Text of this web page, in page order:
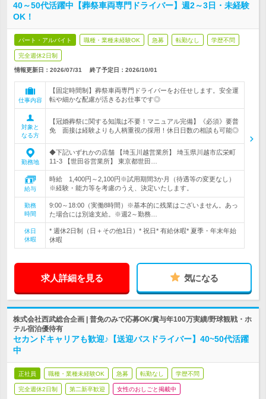
40～50代活躍中【葬祭車両専門ドライバー】週2～3日・未経験
OK！
パート・アルバイト 職種・業種未経験OK 急募 転勤なし 学歴不問
完全週休2日制
情報更新日：2026/07/31 終了予定日： 2026/10/01
仕事内容
【固定時間制】葬祭車両専門ドライバーをお任せします。安全運
転や細かな配慮が活きるお仕事です◎
対象と
なる方
【冠婚葬祭に関する知識は不要！マニュアル完備】《必須》要普
免 面接は経験よりも人柄重視の採用！休日日数の相談も可能◎
勤務地
◆下記いずれかの店舗 【埼玉川越営業所】 埼玉県川越市広栄町
11-3 【世田谷営業所】 東京都世田…
給与
時給 1,400円～2,100円※試用期間3か月（待遇等の変更なし）
※経験・能力等を考慮のうえ、決定いたします。
勤務
時間
9:00～18:00（実働8時間）※基本的に残業はございません。あっ
た場合には別途支給。※週2～勤務…
休日
休暇
* 週休2日制（日＋その他1日）* 祝日* 有給休暇* 夏季・年末年始
休暇
求人詳細を見る 気になる
株式会社西武総合企画 | 普免のみで応募OK/賞与年100万実績/野球観戦・ホ
テル宿泊優待有
セカンドキャリアも歓迎♪【送迎バスドライバー】40~50代活躍
中
正社員 職種・業種未経験OK 急募 転勤なし 学歴不問
完全週休2日制 第二新卒歓迎 女性のおしごと掲載中